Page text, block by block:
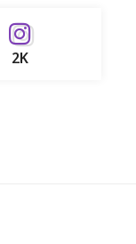
2K